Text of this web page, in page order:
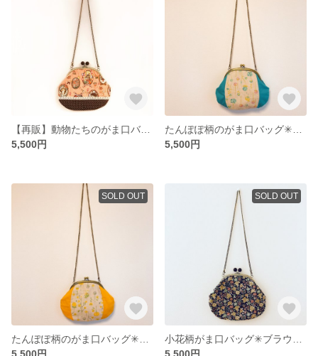
【再販】動物たちのがま口バッグ✳︎ピンク×ブラウン
5,500円
5,500円
SOLD OUT
5,500円
SOLD OUT
5,500円